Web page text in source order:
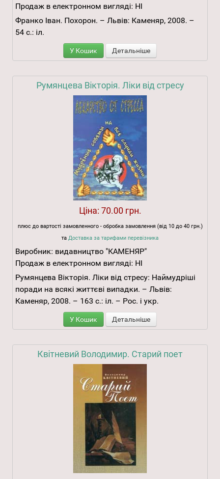
Продаж в електронном вигляді: НІ
Франко Іван. Похорон. – Львів: Каменяр, 2008. –
54 с.: іл.
У Кошик Детальніше
Румянцева Вікторія. Ліки від стресу
Ціна: 70.00 грн.
плюс до вартості замовленного - обробка замовлення (від 10 до 40 грн.)
та Доставка за тарифами перевізника
Виробник: видавництво "КАМЕНЯР"
Продаж в електронном вигляді: НІ
Румянцева Вікторія. Ліки від стресу: Наймудріші
поради на всякі життєві випадки. – Львів:
Каменяр, 2008. – 163 с.: іл. – Рос. і укр.
У Кошик Детальніше
Квітневий Володимир. Старий поет